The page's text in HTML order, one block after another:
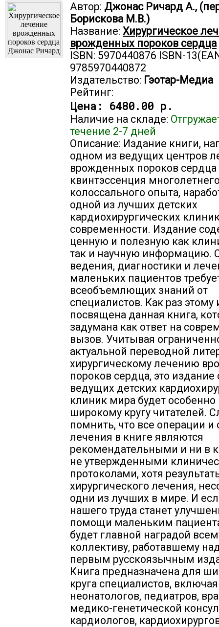
Автор: Джонас Ричард А.,
Борискова М.В.)
Название: Хирургическое
врожденных пороков сердца
ISBN: 5970440876 ISBN-
9785970440872
Издательство: Гэотар-Медиа
Рейтинг:
Цена: 6480.00 р.
Наличие на складе:
течение 2-7 дней
Описание: Издание книги,
одном из ведущих центров
врожденных пороков
квинтэссенция
колоссального опыта,
одной из лучших детских
кардиохирургических
современности. Издание
ценную и полезную как
так и научную информацию.
ведения, диагностики и
маленьких пациентов
всеобъемлющих знаний от
специалистов. Как раз этому
посвящена данная книга,
задумана как ответ на
вызов. Учитывая
актуальной переводной
хирургическому лечению
пороков сердца, это издание
ведущих детских
клиник мира будет особенно
широкому кругу читателей.
помнить, что все операции
лечения в книге являются
рекомендательными и ни в
не утвержденными
протоколами, хотя
хирургического лечения,
одни из лучших в мире. И
нашего труда станет
помощи маленьким
будет главной наградой
коллективу, работавшему
первым русскоязычным
Книга предназначена для
круга специалистов, включая
неонатологов, педиатров,
медико-генетической
кардиологов,